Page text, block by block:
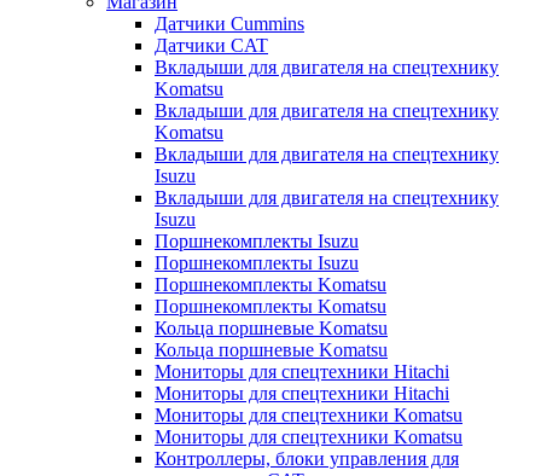
Датчики Cummins
Датчики CAT
Вкладыши для двигателя на спецтехнику
Komatsu
Вкладыши для двигателя на спецтехнику
Komatsu
Вкладыши для двигателя на спецтехнику
Isuzu
Вкладыши для двигателя на спецтехнику
Isuzu
Поршнекомплекты Isuzu
Поршнекомплекты Isuzu
Поршнекомплекты Komatsu
Поршнекомплекты Komatsu
Кольца поршневые Komatsu
Кольца поршневые Komatsu
Мониторы для спецтехники Hitachi
Мониторы для спецтехники Hitachi
Мониторы для спецтехники Komatsu
Мониторы для спецтехники Komatsu
Контроллеры, блоки управления для